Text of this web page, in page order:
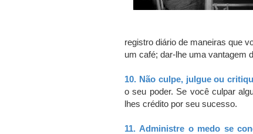
registro diário de maneiras que
um café; dar-lhe uma vantagem
10. Não culpe, julgue ou
o seu poder. Se você culpar
lhes crédito por seu sucesso.
11. Administre o medo se